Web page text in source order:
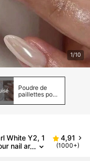
1/10
Poudre de
paillettes pour
White Y2, 1
nail ar
4,91
(1000+)